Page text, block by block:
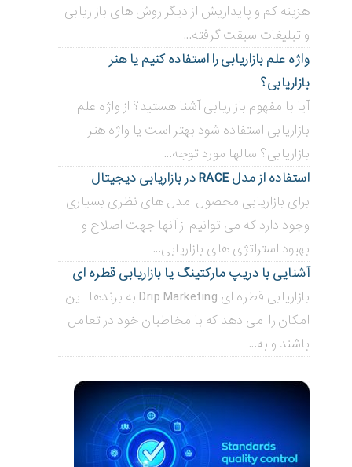
هزینه کم و پایداریش از دیگر روش های بازاریابی
و تبلیغات سبقت گرفته...
واژه علم بازاریابی را استفاده کنیم یا هنر
بازاریابی؟
آیا با مفهوم بازاریابی آشنا هستید؟ از واژه علم
بازاریابی استفاده شود بهتر است یا واژه هنر
بازاریابی؟ سالها مورد توجه...
استفاده از مدل RACE در بازاریابی دیجیتال
برای بازاریابی محصول مدل های نظری بسیاری
وجود دارد که می توانیم از آنها جهت اصلاح و
بهبود استراتژی های بازاریابی...
آشنایی با دریپ مارکتینگ یا بازاریابی قطره ای
بازاریابی قطره ای Drip Marketing به برندها این
امکان را می دهد که با مخاطبان خود در تعامل
باشند و به...